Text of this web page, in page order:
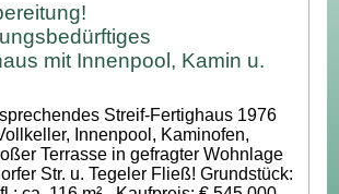
mit Innenpool, Kamin u.
Streif-Fertighaus 1976
Innenpool, Kaminofen,
Terrasse in gefragter Wohnlage
Str. u. Tegeler Fließ! Grundstück: